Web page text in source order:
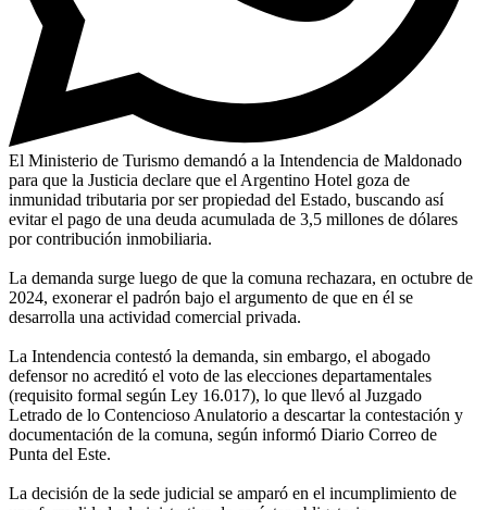
El Ministerio de Turismo demandó a la Intendencia de Maldonado
para que la Justicia declare que el Argentino Hotel goza de
inmunidad tributaria por ser propiedad del Estado, buscando así
evitar el pago de una deuda acumulada de 3,5 millones de dólares
por contribución inmobiliaria.
La demanda surge luego de que la comuna rechazara, en octubre de
2024, exonerar el padrón bajo el argumento de que en él se
desarrolla una actividad comercial privada.
La Intendencia contestó la demanda, sin embargo, el abogado
defensor no acreditó el voto de las elecciones departamentales
(requisito formal según Ley 16.017), lo que llevó al Juzgado
Letrado de lo Contencioso Anulatorio a descartar la contestación y
documentación de la comuna, según informó Diario Correo de
Punta del Este.
La decisión de la sede judicial se amparó en el incumplimiento de